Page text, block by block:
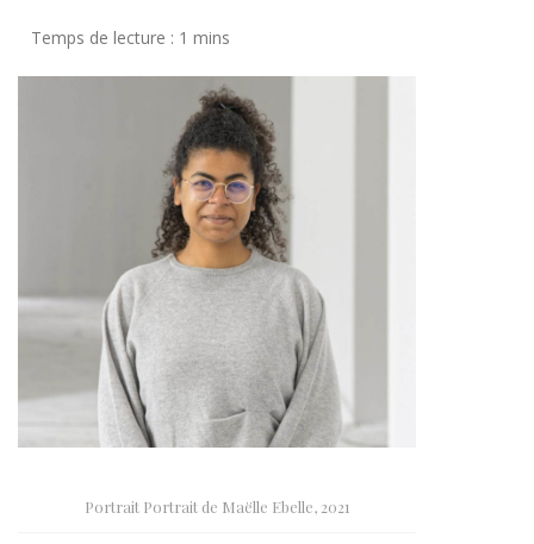
Portrait Portrait de Maëlle Ebelle, 2021